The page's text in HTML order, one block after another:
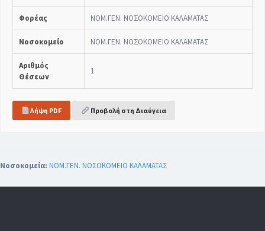
Φορέας ΝΟΜ.ΓΕΝ. ΝΟΣΟΚΟΜΕΙΟ ΚΑΛΑΜΑΤΑΣ
Νοσοκομείο ΝΟΜ.ΓΕΝ. ΝΟΣΟΚΟΜΕΙΟ ΚΑΛΑΜΑΤΑΣ
Αριθμός
Θέσεων
1
Λήψη PDF Προβολή στη Διαύγεια
Νοσοκομεία: ΝΟΜ.ΓΕΝ. ΝΟΣΟΚΟΜΕΙΟ ΚΑΛΑΜΑΤΑΣ